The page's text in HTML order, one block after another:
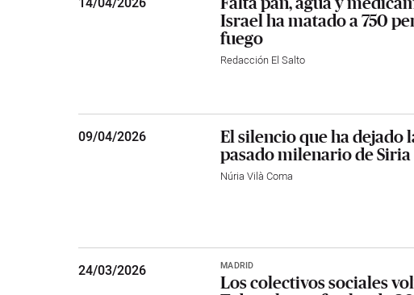
Israel ha matado a 750
fuego
Redacción El Salto
09/04/2026
El silencio que ha dejado
pasado milenario de Siria
Núria Vilà Coma
24/03/2026 MADRID
Los colectivos sociales